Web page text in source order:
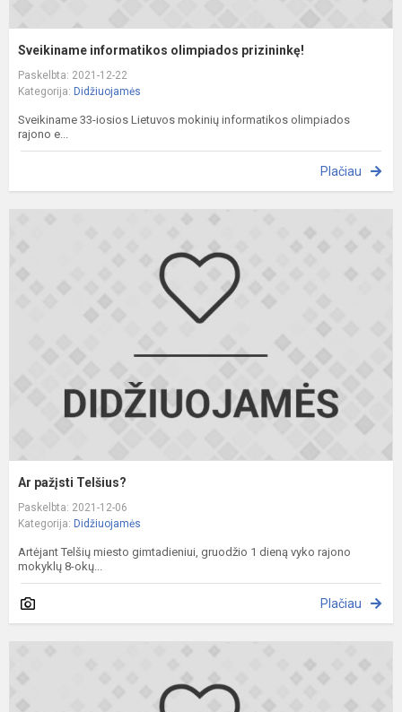
Sveikiname informatikos olimpiados prizininkę!
Paskelbta: 2021-12-22
Kategorija: Didžiuojamės
Sveikiname 33-iosios Lietuvos mokinių informatikos olimpiados
rajono e...
Plačiau
Ar pažįsti Telšius?
Paskelbta: 2021-12-06
Kategorija: Didžiuojamės
Artėjant Telšių miesto gimtadieniui, gruodžio 1 dieną vyko rajono
mokyklų 8-okų...
Plačiau